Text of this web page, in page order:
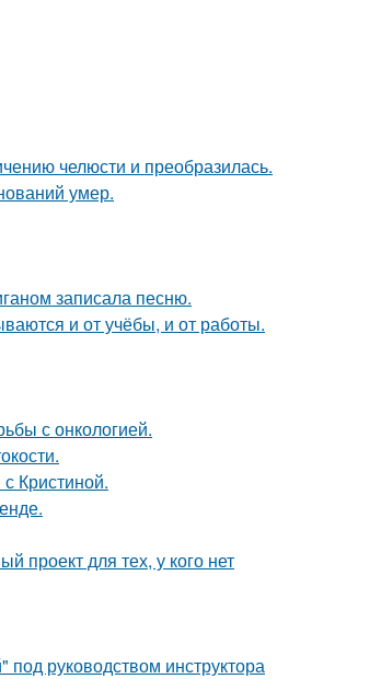
челюсти и преобразилась.
умер.
записала песню.
и от учёбы, и от работы.
с онкологией.
Кристиной.
проект для тех, у кого нет
руководством инструктора